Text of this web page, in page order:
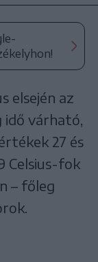
elsején az
várható,
27 és
Celsius-fok
– főleg